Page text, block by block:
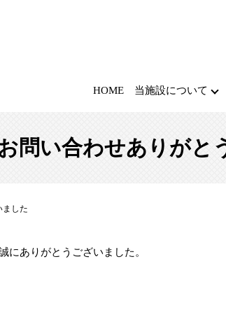
HOME 当施設について
問い合わせありがと
ました
にありがとうございました。